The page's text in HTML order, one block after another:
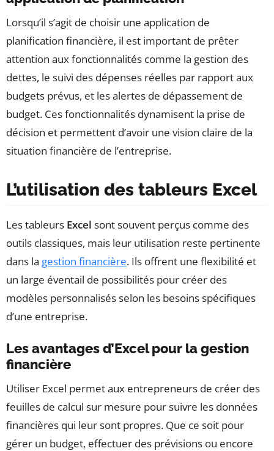
Lorsqu’il s’agit de choisir une application de
planification financière, il est important de prêter
attention aux fonctionnalités comme la gestion des
dettes, le suivi des dépenses réelles par rapport aux
budgets prévus, et les alertes de dépassement de
budget. Ces fonctionnalités dynamisent la prise de
décision et permettent d’avoir une vision claire de la
situation financière de l’entreprise.
L’utilisation des tableurs Excel
Les tableurs Excel sont souvent perçus comme des
outils classiques, mais leur utilisation reste pertinente
dans la gestion financière. Ils offrent une flexibilité et
un large éventail de possibilités pour créer des
modèles personnalisés selon les besoins spécifiques
d’une entreprise.
Les avantages d’Excel pour la gestion
financière
Utiliser Excel permet aux entrepreneurs de créer des
feuilles de calcul sur mesure pour suivre les données
financières qui leur sont propres. Que ce soit pour
gérer un budget, effectuer des prévisions ou encore